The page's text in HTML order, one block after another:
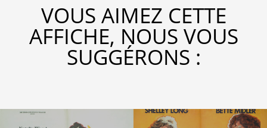
VOUS AIMEZ CETTE
AFFICHE, NOUS VOUS
SUGGÉRONS :